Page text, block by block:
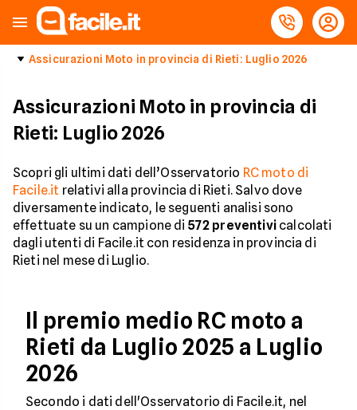
Assicurazioni Moto in provincia di Rieti: Luglio 2026
Assicurazioni Moto in provincia di
Rieti: Luglio 2026
Scopri gli ultimi dati dell’Osservatorio RC moto di
Facile.it relativi alla provincia di Rieti. Salvo dove
diversamente indicato, le seguenti analisi sono
effettuate su un campione di 572 preventivicalcolati
dagli utenti di Facile.it con residenza in provincia di
Rieti nel mese di Luglio.
Il premio medio RC moto a
Rieti da Luglio 2025 a Luglio
2026
Secondo i dati dell'Osservatorio di Facile.it, nel